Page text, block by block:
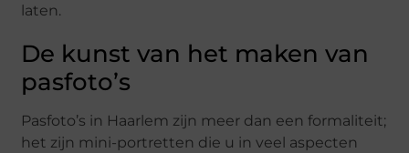
laten.
De kunst van het maken van
pasfoto’s
Pasfoto’s in Haarlem zijn meer dan een formaliteit;
het zijn mini-portretten die u in veel aspecten